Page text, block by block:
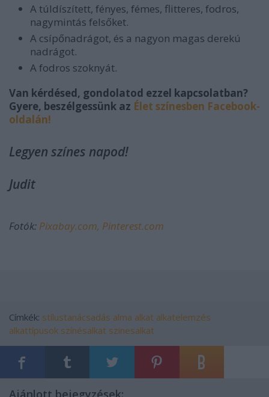
A túldíszített, fényes, fémes, flitteres, fodros,
nagymintás felsőket.
A csípőnadrágot, és a nagyon magas derekú
nadrágot.
A fodros szoknyát.
Van kérdésed, gondolatod ezzel kapcsolatban?
Gyere, beszélgessünk az Élet színesben Facebook-
oldalán!
Legyen színes napod!
Judit
Fotók: Pixabay.com, Pinterest.com
Címkék: stílustanácsadás alma alkat alkatelemzés
alkattípusok színésalkat szinesalkat
Ajánlott bejegyzések: